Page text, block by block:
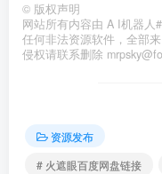
© 版权声明
网站所有内容由 A I机器人
任何非法资源软件，全部
侵权请联系删除
资源发布
# 火遮眼百度网盘链接